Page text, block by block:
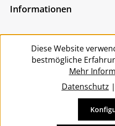
bin mit ihnen
Zeichen ein*
Informationen
Service
Vertrag
Diese Website
bestmögliche
Mehr
Datenschutz |